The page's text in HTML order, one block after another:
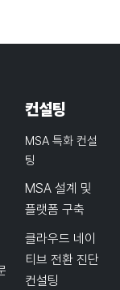
컨설팅
MSA 특화 컨설
팅
MSA 설계 및
플랫폼 구축
클라우드 네이
티브 전환 진단
컨설팅